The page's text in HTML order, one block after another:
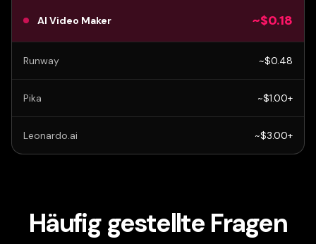
AI Video Maker ~$0.18
Runway ~$0.48
Pika ~$1.00+
Leonardo.ai ~$3.00+
Häufig gestellte Fragen